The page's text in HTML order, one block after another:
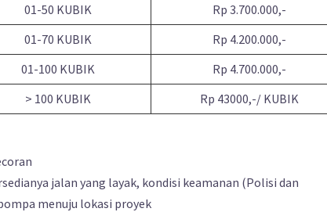
01-50 KUBIK
Rp 3.700.000,-
01-70 KUBIK
Rp 4.200.000,-
01-100 KUBIK
Rp 4.700.000,-
> 100 KUBIK
Rp 43000,-/ KUBIK
jalan yang layak, kondisi keamanan (Polisi dan
menuju lokasi proyek